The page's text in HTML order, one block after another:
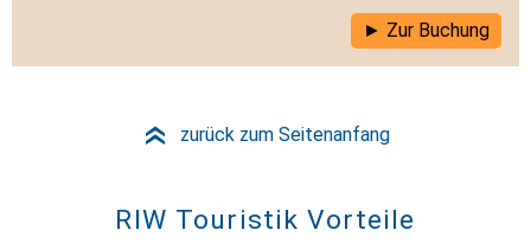
Zur Buchung
» zurück zum Seitenanfang
RIW Touristik Vorteile